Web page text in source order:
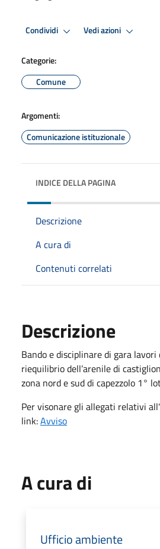
Condividi Vedi azioni
Categorie:
Comune
Argomenti:
Comunicazione istituzionale
INDICE DELLA PAGINA
Descrizione
A cura di
Contenuti correlati
Descrizione
Bando e disciplinare di gara
riequilibrio dell’arenile di
zona nord e sud di capezzolo 1°
Per visonare gli allegati relativi
link:Avviso
A cura di
Ufficio ambiente